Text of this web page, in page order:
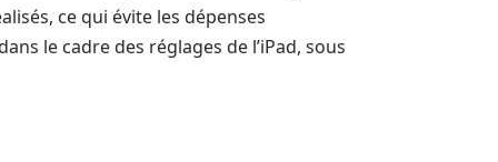
ce qui évite les dépenses
le cadre des réglages de l’iPad, sous